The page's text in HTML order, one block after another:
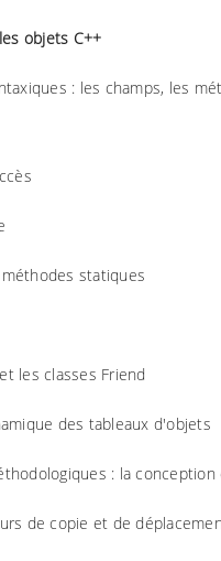
objets C++
: les champs, les
statiques
les classes Friend
des tableaux d'objets
: la conception
de copie et de